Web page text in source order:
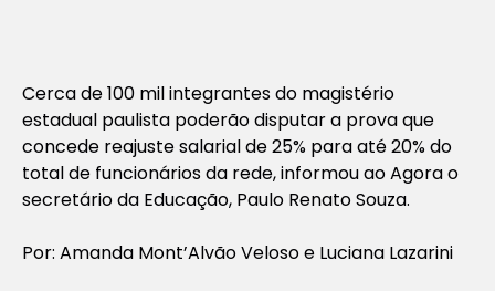
Cerca de 100 mil integrantes do magistério
estadual paulista poderão disputar a prova que
concede reajuste salarial de 25% para até 20% do
total de funcionários da rede, informou ao Agora o
secretário da Educação, Paulo Renato Souza.
Por: Amanda Mont’Alvão Veloso e Luciana Lazarini